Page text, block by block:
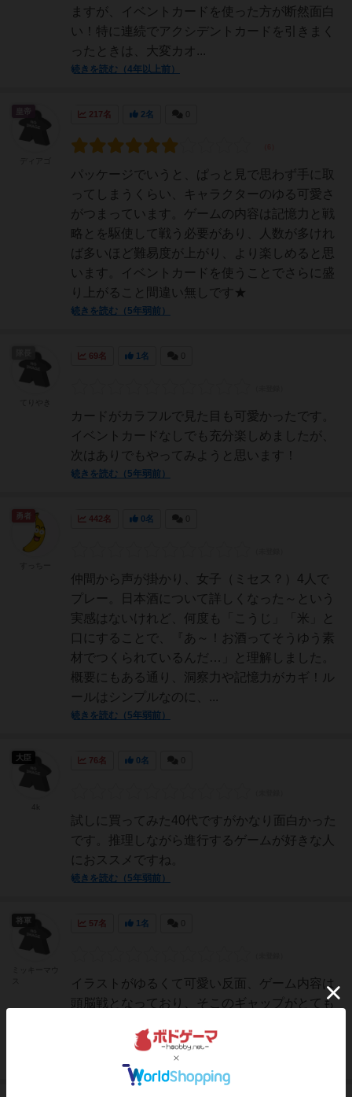
ますが、イベントカードを使った方が断然面白
い！特に連続でアクシデントカードを引きまく
ったときは、大変カオ...
続きを読む（4年以上前）
217名 2名
パッケージでいうと、ぱっと見で思わず手に取
ってしまうくらい、キャラクターのゆる可愛さ
がつまっています。ゲームの内容は記憶力と戦
略とを駆使して戦う必要があり、人数が多けれ
ば多いほど難易度が上がり、より楽しめると思
います。イベントカードを使うことでさらに盛
り上がること間違い無しです★
続きを読む（5年弱前）
69名 1名
カードがカラフルで見た目も可愛かったです。
イベントカードなしでも充分楽しめましたが、
次はありでもやってみようと思います！
続きを読む（5年弱前）
442名 0名
仲間から声が掛かり、女子（ミセス？）4人で
プレー。日本酒について詳しくなった～という
実感はないけれど、何度も「こうじ」「米」と
口にすることで、『あ～！お酒ってそうゆう素
材でつくられているんだ…」と理解しました。
概要にもある通り、洞察力や記憶力がカギ！ル
ールはシンプルなのに、...
続きを読む（5年弱前）
勇者
76名 0名
試しに買ってみた40代ですがかなり面白かった
です。推理しながら進行するゲームが好きな人
におススメですね。
続きを読む（5年弱前）
大臣
57名 1名
イラストがゆるくて可愛い反面、ゲーム内容は
頭脳戦となっており、そこのギャップがとても
があるのがとても面白いです。
将軍